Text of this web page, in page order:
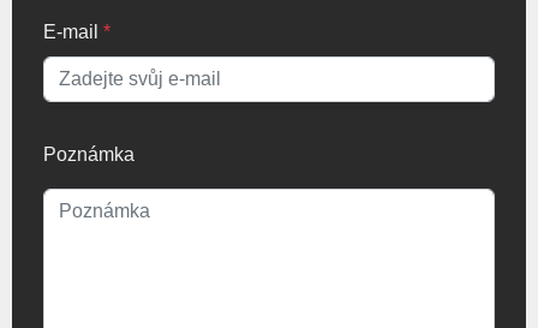
E-mail *
Poznámka